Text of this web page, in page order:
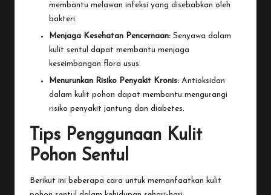
membantu melawan infeksi yang disebabkan oleh
bakteri.
Menjaga Kesehatan Pencernaan: Senyawa dalam
kulit sentul dapat membantu menjaga
keseimbangan flora usus.
Menurunkan Risiko Penyakit Kronis: Antioksidan
dalam kulit pohon dapat membantu mengurangi
risiko penyakit jantung dan diabetes.
Tips Penggunaan Kulit
Pohon Sentul
Berikut ini beberapa cara untuk memanfaatkan kulit